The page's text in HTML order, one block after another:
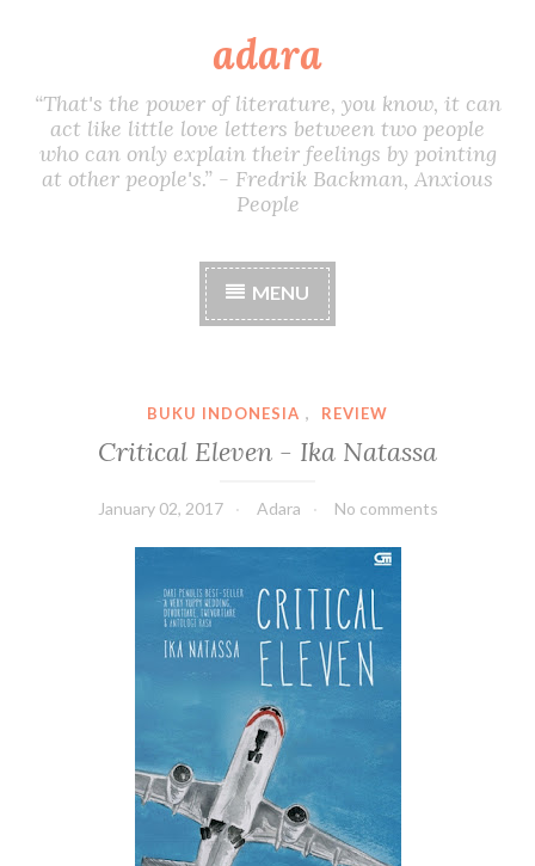
adara
“That's the power of literature, you know, it can
act like little love letters between two people
who can only explain their feelings by pointing
at other people's.” - Fredrik Backman, Anxious
People
MENU
BUKU INDONESIA , REVIEW
Critical Eleven - Ika Natassa
January 02, 2017 Adara No comments